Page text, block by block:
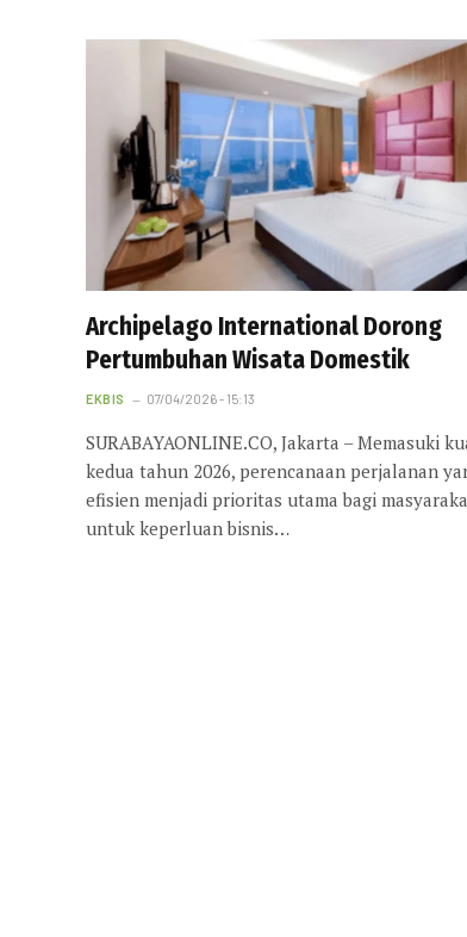
Archipelago International Dorong
Pertumbuhan Wisata Domestik
EKBIS 07/04/2026 - 15:13
SURABAYAONLINE.CO, Jakarta – Memasuki
kedua tahun 2026, perencanaan perjalanan
efisien menjadi prioritas utama bagi
untuk keperluan bisnis…